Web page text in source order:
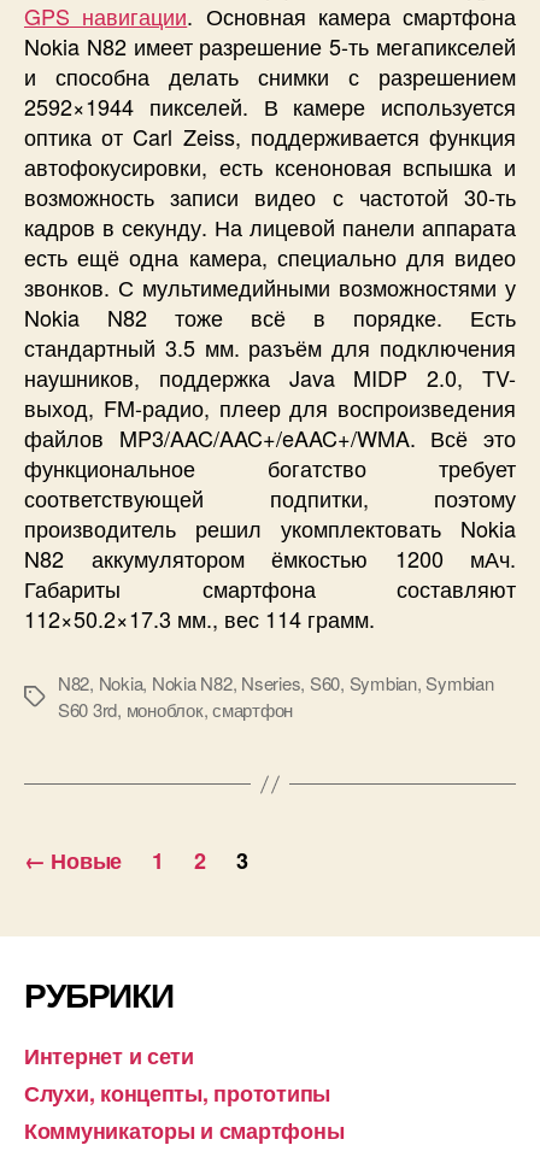
GPS навигации. Основная камера смартфона
Nokia N82 имеет разрешение 5-ть мегапикселей
и способна делать снимки с разрешением
2592×1944 пикселей. В камере используется
оптика от Carl Zeiss, поддерживается функция
автофокусировки, есть ксеноновая вспышка и
возможность записи видео с частотой 30-ть
кадров в секунду. На лицевой панели аппарата
есть ещё одна камера, специально для видео
звонков. С мультимедийными возможностями у
Nokia N82 тоже всё в порядке. Есть
стандартный 3.5 мм. разъём для подключения
наушников, поддержка Java MIDP 2.0, TV-
выход, FM-радио, плеер для воспроизведения
файлов MP3/AAC/AAC+/eAAC+/WMA. Всё это
функциональное богатство требует
соответствующей подпитки, поэтому
производитель решил укомплектовать Nokia
N82 аккумулятором ёмкостью 1200 мАч.
Габариты смартфона составляют
112×50.2×17.3 мм., вес 114 грамм.
Метки
N82, Nokia, Nokia N82, Nseries, S60, Symbian,Symbian
S60 3rd, моноблок,смартфон
Пагинация
← Новые 1 2 3
РУБРИКИ
Интернет и сети
Слухи, концепты, прототипы
Коммуникаторы и смартфоны